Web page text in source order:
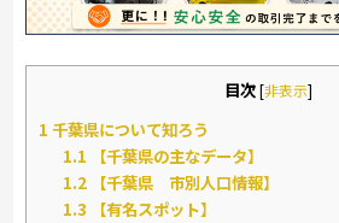
目次[非表示]
1 千葉県について知ろう
1.1 【千葉県の主なデータ】
1.2 【千葉県 市別人口情報】
1.3 【有名スポット】